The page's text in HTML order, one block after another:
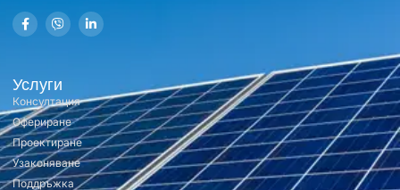
Услуги
Консултация
Офериране
Проектиране
Узаконяване
Поддръжка